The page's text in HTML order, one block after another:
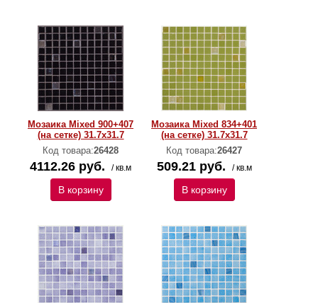
Мозаика Mixed 900+407
(на сетке) 31.7x31.7
Код товара:26428
4112.26 руб. / кв.м
В корзину
Мозаика Mixed 834+401
(на сетке) 31.7x31.7
Код товара:26427
509.21 руб. / кв.м
В корзину